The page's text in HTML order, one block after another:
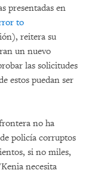
presentadas en
to
reitera su
un nuevo
las solicitudes
estos puedan ser
no ha
policía corruptos
si no miles,
necesita